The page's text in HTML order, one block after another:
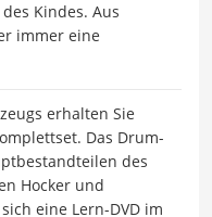
Kindes. Aus
immer eine
erhalten Sie
Das Drum-
des
Hocker und
eine Lern-DVD im